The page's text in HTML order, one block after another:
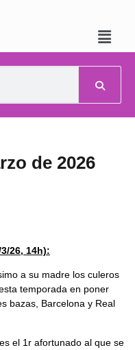
de 2026
26, 14h):
a su madre los culeros
temporada en poner
bazas, Barcelona y Real
el 1r afortunado al que se